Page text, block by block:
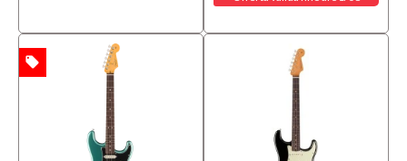
local_offer